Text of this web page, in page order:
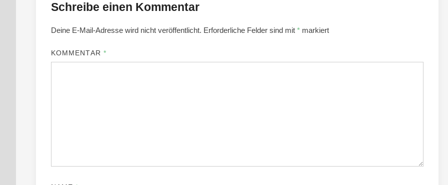
Schreibe einen Kommentar
Deine E-Mail-Adresse wird nicht veröffentlicht. Erforderliche Felder sind mit * markiert
KOMMENTAR *